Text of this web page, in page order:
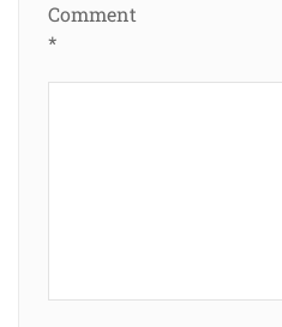
Comment
*